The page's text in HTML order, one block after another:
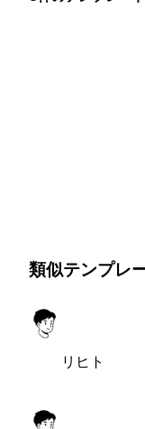
類似テンプレ
リヒト